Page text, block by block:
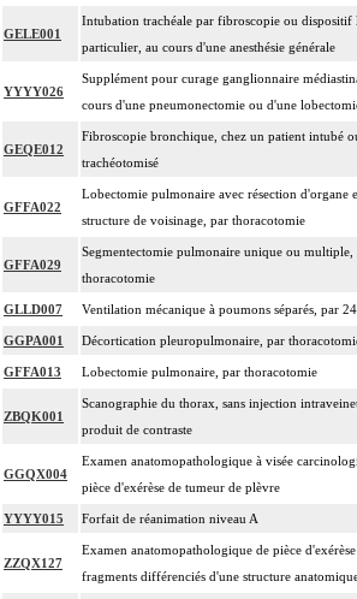
GELE001
Intubation trachéale par fibroscopie ou dispositif
particulier, au cours d'une anesthésie générale
YYYY026
Supplément pour curage ganglionnaire
cours d'une pneumonectomie ou d'une
GEQE012
Fibroscopie bronchique, chez un patient intubé
trachéotomisé
GFFA022
Lobectomie pulmonaire avec résection d'organe
structure de voisinage, par thoracotomie
GFFA029
Segmentectomie pulmonaire unique ou multiple,
thoracotomie
GLLD007 Ventilation mécanique à poumons séparés, par
GGPA001 Décortication pleuropulmonaire, par
GFFA013 Lobectomie pulmonaire, par thoracotomie
ZBQK001
Scanographie du thorax, sans injection
produit de contraste
GGQX004
Examen anatomopathologique à visée
pièce d'exérèse de tumeur de plèvre
YYYY015 Forfait de réanimation niveau A
ZZQX127
Examen anatomopathologique de pièce d'exérèse
fragments différenciés d'une structure